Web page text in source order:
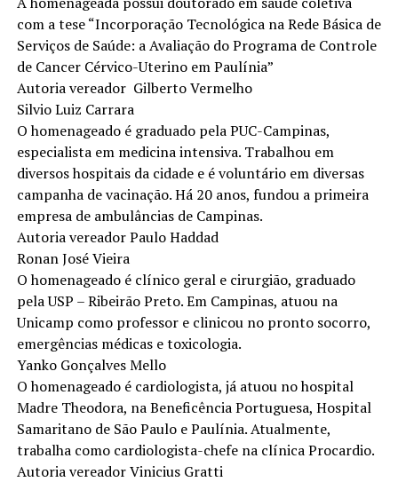
com a tese “Incorporação Tecnológica na Rede Básica de
Serviços de Saúde: a Avaliação do Programa de Controle
de Cancer Cérvico-Uterino em Paulínia”
Autoria vereador Gilberto Vermelho
Silvio Luiz Carrara
O homenageado é graduado pela PUC-Campinas,
especialista em medicina intensiva. Trabalhou em
diversos hospitais da cidade e é voluntário em diversas
campanha de vacinação. Há 20 anos, fundou a primeira
empresa de ambulâncias de Campinas.
Autoria vereador Paulo Haddad
Ronan José Vieira
O homenageado é clínico geral e cirurgião, graduado
pela USP – Ribeirão Preto. Em Campinas, atuou na
Unicamp como professor e clinicou no pronto socorro,
emergências médicas e toxicologia.
Yanko Gonçalves Mello
O homenageado é cardiologista, já atuou no hospital
Madre Theodora, na Beneficência Portuguesa, Hospital
Samaritano de São Paulo e Paulínia. Atualmente,
trabalha como cardiologista-chefe na clínica Procardio.
Autoria vereador Vinicius Gratti